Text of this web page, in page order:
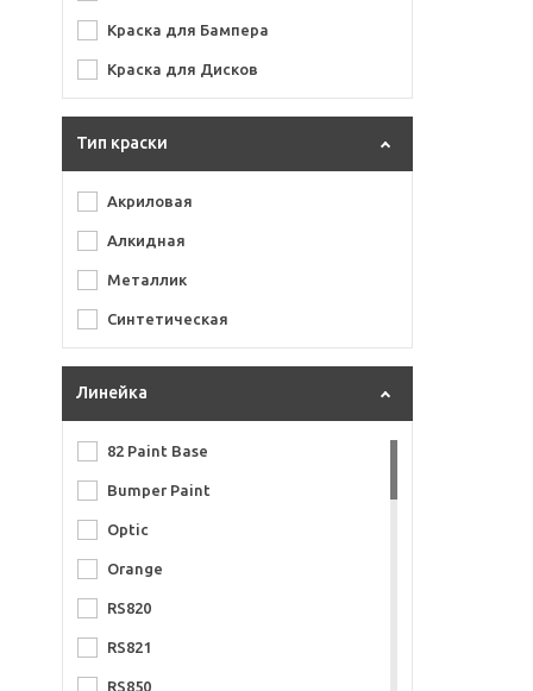
Краска для Бампера
Краска для Дисков
Тип краски
Акриловая
Алкидная
Металлик
Синтетическая
Линейка
82 Paint Base
Bumper Paint
Optic
Orange
RS820
RS821
RS850